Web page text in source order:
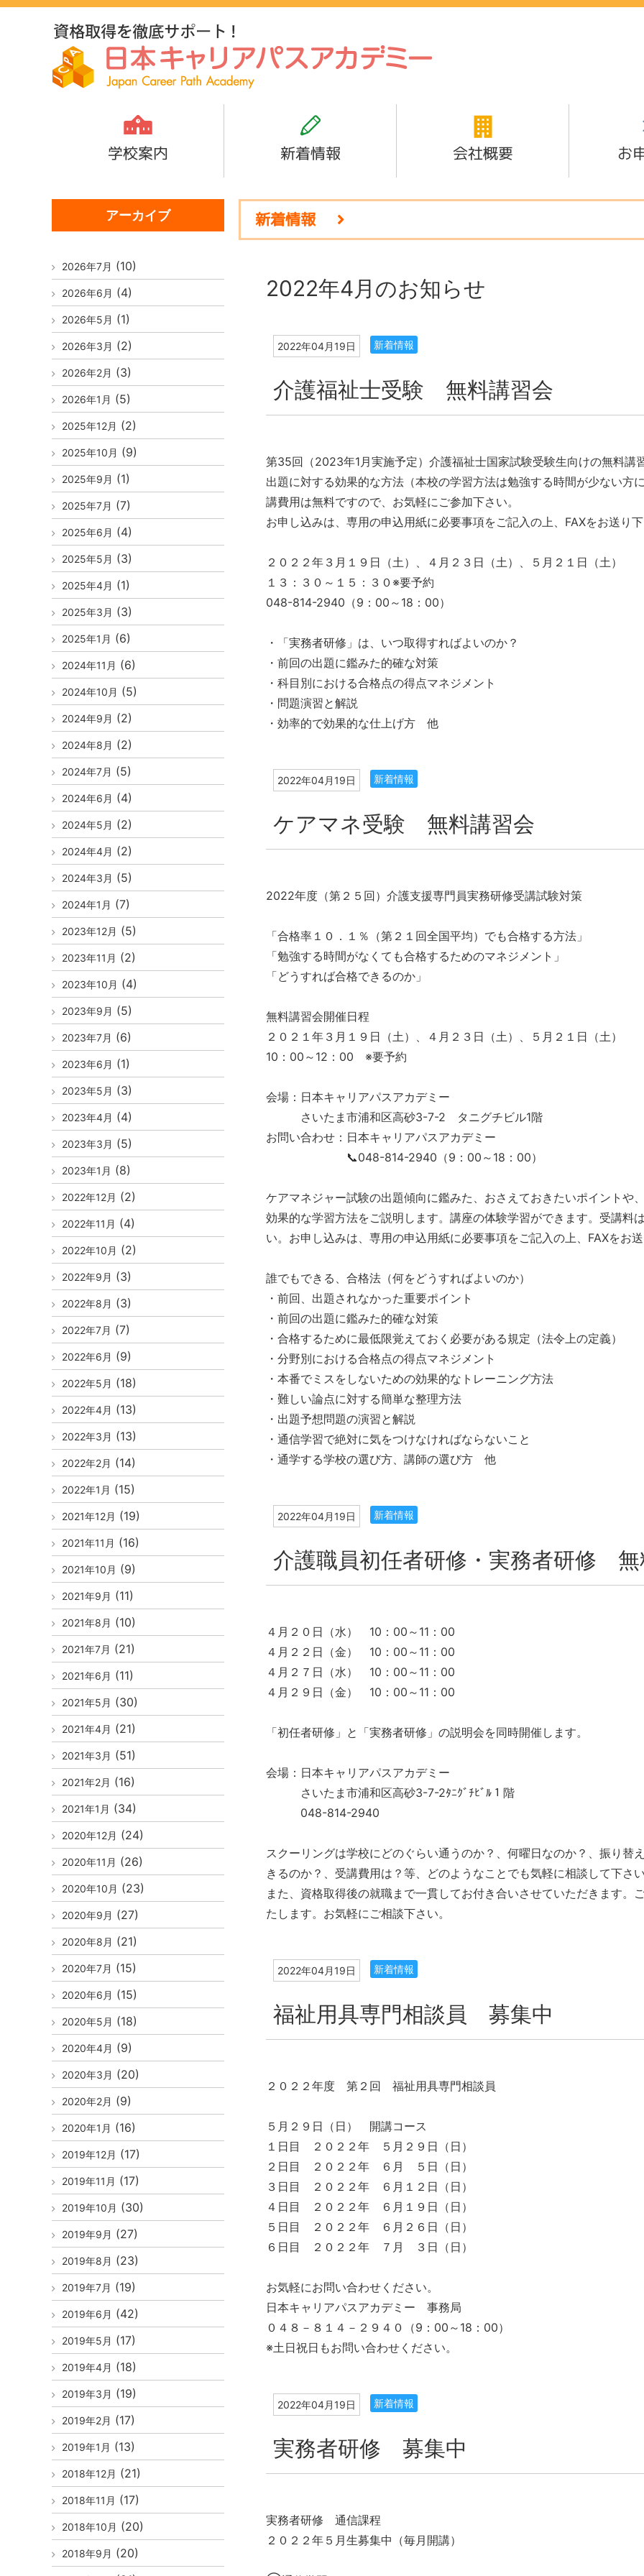
学校案内 新着情報 会社概要 お
新着情報
2022年4月のお知らせ
2022年04月19日 新着情報
介護福祉士受験 無料講習会
第35回（2023年1月実施予定）介護福祉士国家試験受験生向けの無料講
出題に対する効果的な方法（本校の学習方法は勉強する時間が少ない方
講費用は無料ですので、お気軽にご参加下さい。
お申し込みは、専用の申込用紙に必要事項をご記入の上、FAXをお送り
２０２２年３月１９日（土）、４月２３日（土）、５月２１日（土）
１３：３０～１５：３０※要予約
048-814-2940（9：00～18：00）
・「実務者研修」は、いつ取得すればよいのか？
・前回の出題に鑑みた的確な対策
・科目別における合格点の得点マネジメント
・問題演習と解説
・効率的で効果的な仕上げ方 他
2022年04月19日 新着情報
ケアマネ受験 無料講習会
2022年度（第２５回）介護支援専門員実務研修受講試験対策
「合格率１０．１％（第２１回全国平均）でも合格する方法」
「勉強する時間がなくても合格するためのマネジメント」
「どうすれば合格できるのか」
無料講習会開催日程
２０２１年３月１９日（土）、４月２３日（土）、５月２１日（土）
10：00～12：00 ※要予約
会場：日本キャリアパスアカデミー
さいたま市浦和区高砂3-7-2 タニグチビル1階
お問い合わせ：日本キャリアパスアカデミー
📞048-814-2940（9：00～18：00）
ケアマネジャー試験の出題傾向に鑑みた、おさえておきたいポイントや
効果的な学習方法をご説明します。講座の体験学習ができます。受講料
い。お申し込みは、専用の申込用紙に必要事項をご記入の上、FAXをお
誰でもできる、合格法（何をどうすればよいのか）
・前回、出題されなかった重要ポイント
・前回の出題に鑑みた的確な対策
・合格するために最低限覚えておく必要がある規定（法令上の定義）
・分野別における合格点の得点マネジメント
・本番でミスをしないための効果的なトレーニング方法
・難しい論点に対する簡単な整理方法
・出題予想問題の演習と解説
・通信学習で絶対に気をつけなければならないこと
・通学する学校の選び方、講師の選び方 他
2022年04月19日 新着情報
介護職員初任者研修・実務者研修 無
４月２０日（水） 10：00～11：00
４月２２日（金） 10：00～11：00
４月２７日（水） 10：00～11：00
４月２９日（金） 10：00～11：00
「初任者研修」と「実務者研修」の説明会を同時開催します。
会場：日本キャリアパスアカデミー
さいたま市浦和区高砂3-7-2ﾀﾆｸﾞﾁﾋﾞﾙ１階
048-814-2940
スクーリングは学校にどのぐらい通うのか？、何曜日なのか？、振り替
きるのか？、受講費用は？等、どのようなことでも気軽に相談して下さ
また、資格取得後の就職まで一貫してお付き合いさせていただきます。
たします。お気軽にご相談下さい。
2022年04月19日 新着情報
福祉用具専門相談員 募集中
２０２２年度 第２回 福祉用具専門相談員
５月２９日（日） 開講コース
１日目 ２０２２年 ５月２９日（日）
２日目 ２０２２年 ６月 ５日（日）
３日目 ２０２２年 ６月１２日（日）
４日目 ２０２２年 ６月１９日（日）
５日目 ２０２２年 ６月２６日（日）
６日目 ２０２２年 ７月 ３日（日）
お気軽にお問い合わせください。
日本キャリアパスアカデミー 事務局
０４８－８１４－２９４０（9：00～18：00）
※土日祝日もお問い合わせください。
2022年04月19日 新着情報
実務者研修 募集中
実務者研修 通信課程
２０２２年５月生募集中（毎月開講）
アーカイブ
2026年7月 (10)
2026年6月 (4)
2026年5月 (1)
2026年3月 (2)
2026年2月 (3)
2026年1月 (5)
2025年12月 (2)
2025年10月 (9)
2025年9月 (1)
2025年7月 (7)
2025年6月 (4)
2025年5月 (3)
2025年4月 (1)
2025年3月 (3)
2025年1月 (6)
2024年11月 (6)
2024年10月 (5)
2024年9月 (2)
2024年8月 (2)
2024年7月 (5)
2024年6月 (4)
2024年5月 (2)
2024年4月 (2)
2024年3月 (5)
2024年1月 (7)
2023年12月 (5)
2023年11月 (2)
2023年10月 (4)
2023年9月 (5)
2023年7月 (6)
2023年6月 (1)
2023年5月 (3)
2023年4月 (4)
2023年3月 (5)
2023年1月 (8)
2022年12月 (2)
2022年11月 (4)
2022年10月 (2)
2022年9月 (3)
2022年8月 (3)
2022年7月 (7)
2022年6月 (9)
2022年5月 (18)
2022年4月 (13)
2022年3月 (13)
2022年2月 (14)
2022年1月 (15)
2021年12月 (19)
2021年11月 (16)
2021年10月 (9)
2021年9月 (11)
2021年8月 (10)
2021年7月 (21)
2021年6月 (11)
2021年5月 (30)
2021年4月 (21)
2021年3月 (51)
2021年2月 (16)
2021年1月 (34)
2020年12月 (24)
2020年11月 (26)
2020年10月 (23)
2020年9月 (27)
2020年8月 (21)
2020年7月 (15)
2020年6月 (15)
2020年5月 (18)
2020年4月 (9)
2020年3月 (20)
2020年2月 (9)
2020年1月 (16)
2019年12月 (17)
2019年11月 (17)
2019年10月 (30)
2019年9月 (27)
2019年8月 (23)
2019年7月 (19)
2019年6月 (42)
2019年5月 (17)
2019年4月 (18)
2019年3月 (19)
2019年2月 (17)
2019年1月 (13)
2018年12月 (21)
2018年11月 (17)
2018年10月 (20)
2018年9月 (20)